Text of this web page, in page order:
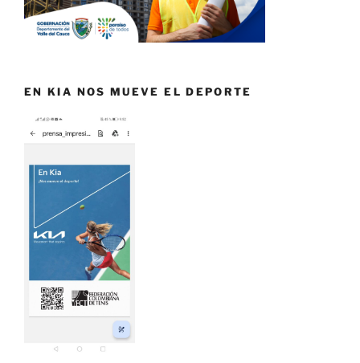
EN KIA NOS MUEVE EL DEPORTE